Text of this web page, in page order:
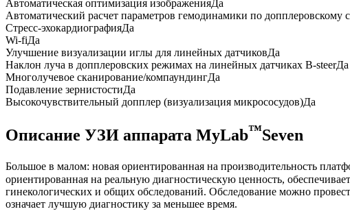
Автоматическая оптимизация изображенияДа
Автоматический расчет параметров гемодинамики по допплеровскому
Стресс-эхокардиографияДа
Wi-fiДа
Улучшение визуализации иглы для линейных датчиковДа
Наклон луча в допплеровских режимах на линейных датчиках B-steerДа
Многолучевое сканирование/компаундингДа
Подавление зернистостиДа
Высокочувствительный допплер (визуализация микрососудов)Да
Описание УЗИ аппарата MyLab™Seven
Большое в малом: новая ориентированная на производительность
ориентированная на реальную диагностическую ценность,
гинекологических и общих обследований. Обследование можно
означает лучшую диагностику за меньшее время.